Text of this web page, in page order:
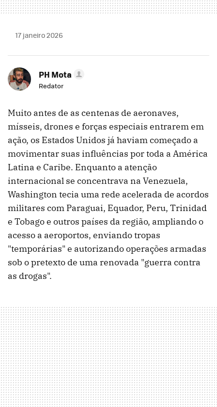
17 janeiro 2026
PH Mota
Redator
Muito antes de as centenas de aeronaves,
mísseis, drones e forças especiais entrarem em
ação, os Estados Unidos já haviam começado a
movimentar suas influências por toda a América
Latina e Caribe. Enquanto a atenção
internacional se concentrava na Venezuela,
Washington tecia uma rede acelerada de acordos
militares com Paraguai, Equador, Peru, Trinidad
e Tobago e outros países da região, ampliando o
acesso a aeroportos, enviando tropas
"temporárias" e autorizando operações armadas
sob o pretexto de uma renovada "guerra contra
as drogas".